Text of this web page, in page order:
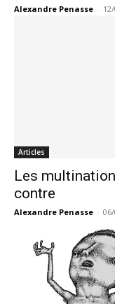
Alexandre Penasse -
Articles
Les
contre
Alexandre Penasse -